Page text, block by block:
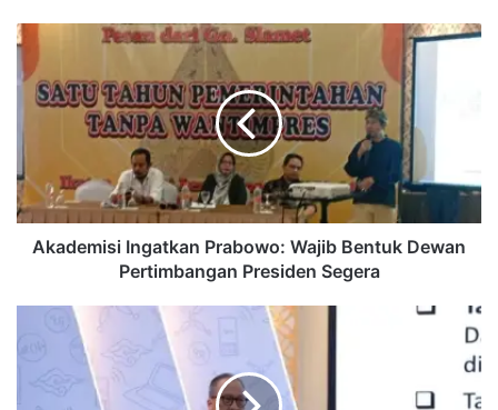
Akademisi
Prabowo:
Wajib
Pertimbangan
Presiden
Segera
Akademisi Ingatkan Prabowo: Wajib Bentuk Dewan
Pertimbangan Presiden Segera
Menperin